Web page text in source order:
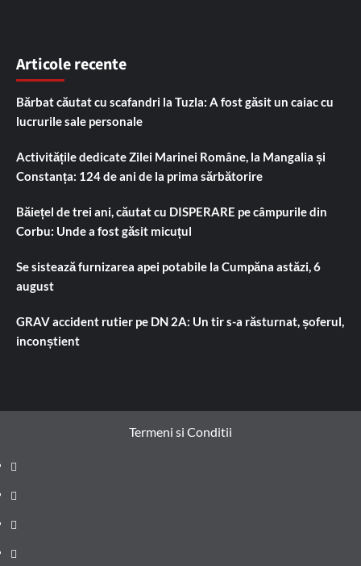
Articole recente
Bărbat căutat cu scafandri la Tuzla: A fost găsit un caiac cu
lucrurile sale personale
Activitățile dedicate Zilei Marinei Române, la Mangalia și
Constanța: 124 de ani de la prima sărbătorire
Băiețel de trei ani, căutat cu DISPERARE pe câmpurile din
Corbu: Unde a fost găsit micuțul
Se sistează furnizarea apei potabile la Cumpăna astăzi, 6
august
GRAV accident rutier pe DN 2A: Un tir s-a răsturnat, șoferul,
inconștient
Termeni si Conditii
Prima
pagină
Știri
de
ultima
Administrație
locală
Actualitate